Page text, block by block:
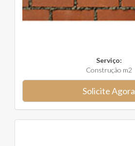
Serviço:
Construção m2
Solicite Agora